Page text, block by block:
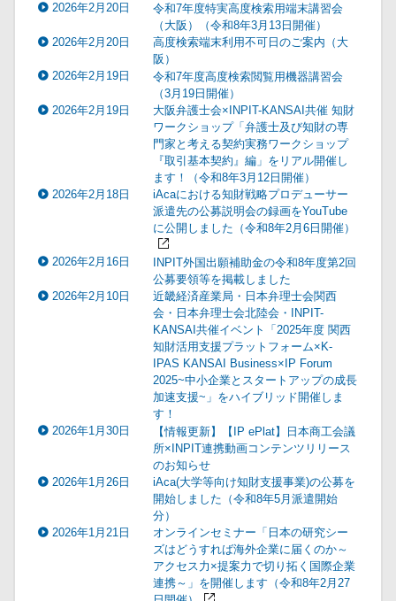
2026年2月20日
令和7年度特実高度検索用端末講習会
（大阪）（令和8年3月13日開催）
2026年2月20日
高度検索端末利用不可日のご案内（大
阪）
2026年2月19日
令和7年度高度検索閲覧用機器講習会
（3月19日開催）
2026年2月19日
大阪弁護士会×INPIT-KANSAI共催 知財
ワークショップ「弁護士及び知財の専
門家と考える契約実務ワークショップ
『取引基本契約』編」をリアル開催し
ます！（令和8年3月12日開催）
2026年2月18日
iAcaにおける知財戦略プロデューサー
派遣先の公募説明会の録画をYouTube
に公開しました（令和8年2月6日開催）
2026年2月16日
INPIT外国出願補助金の令和8年度第2回
公募要領等を掲載しました
2026年2月10日
近畿経済産業局・日本弁理士会関西
会・日本弁理士会北陸会・INPIT-
KANSAI共催イベント「2025年度 関西
知財活用支援プラットフォーム×K-
IPAS KANSAI Business×IP Forum
2025~中小企業とスタートアップの成長
加速支援~」をハイブリッド開催しま
す！
2026年1月30日
【情報更新】【IP ePlat】日本商工会議
所×INPIT連携動画コンテンツリリース
のお知らせ
2026年1月26日
iAca(大学等向け知財支援事業)の公募を
開始しました（令和8年5月派遣開始
分）
2026年1月21日
オンラインセミナー「日本の研究シー
ズはどうすれば海外企業に届くのか～
アクセス力×提案力で切り拓く国際企業
連携～」を開催します（令和8年2月27